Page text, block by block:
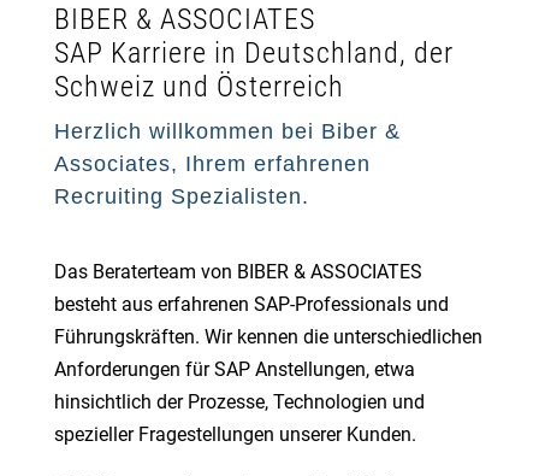
BIBER & ASSOCIATES
SAP Karriere in Deutschland, der
Schweiz und Österreich
Herzlich willkommen bei Biber &
Associates, Ihrem erfahrenen
Recruiting Spezialisten.
Das Beraterteam von BIBER & ASSOCIATES
besteht aus erfahrenen SAP-Professionals und
Führungskräften. Wir kennen die unterschiedlichen
Anforderungen für SAP Anstellungen, etwa
hinsichtlich der Prozesse, Technologien und
spezieller Fragestellungen unserer Kunden.